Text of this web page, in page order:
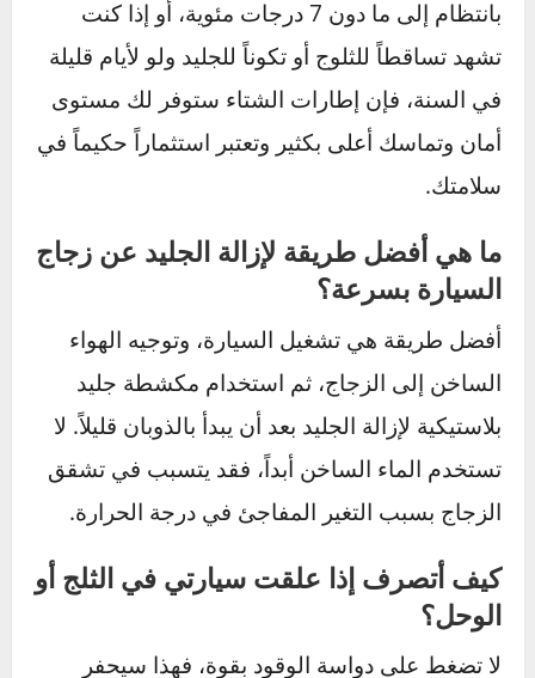
ليتناسب معها.
باتباعك لهذه الإرشادات، أنت لا تحمي نفسك
وعائلتك فقط، بل تساهم في جعل الطرق أكثر أماناً
للجميع من حولك. كل سائق مستعد يعني خطراً أقل
على الطريق.
لا تنتظر أول موجة صقيع أو هطول للأمطار. ابدأ
بتجهيز سيارتك اليوم، راجع هذه النصائح، واجعلها
جزءاً من عاداتك في القيادة. عندها فقط، يمكنك
الاستمتاع بجمال الشتاء دون قلق.
أسئلة شائعة حول القيادة في
هل إطارات الشتاء ضرورية حقًا في
منطقتي؟